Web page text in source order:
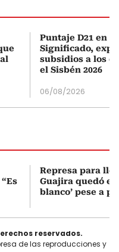
Puntaje D21 en
Significado,
subsidios a los
el Sisbén 2026
06/08/2026
Represa para
Guajira quedó en
blanco’ pese a
reservados.
de las reproducciones y